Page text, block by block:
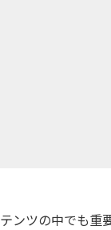
ンツの中でも重